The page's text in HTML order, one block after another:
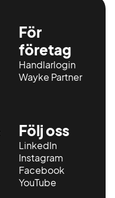
För
företag
Handlarlogin
Wayke Partner
Följ oss
LinkedIn
Instagram
Facebook
YouTube